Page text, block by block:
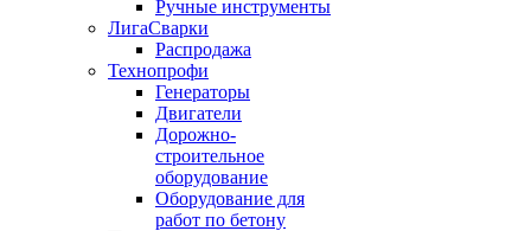
Ручные инструменты
ЛигаСварки
Распродажа
Технопрофи
Генераторы
Двигатели
Дорожно-
строительное
оборудование
Оборудование для
работ по бетону